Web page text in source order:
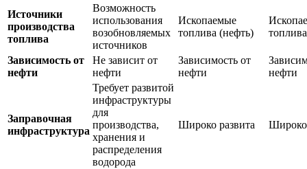
Источники
производства
топлива
Возможность
использования
возобновляемых
источников
Ископаемые
топлива (нефть)
Зависимость от
нефти
Не зависит от
нефти
Зависимость от
нефти
нефти
Заправочная
инфраструктура
Требует развитой
инфраструктуры
для
производства,
хранения и
распределения
водорода
Широко развита Широко